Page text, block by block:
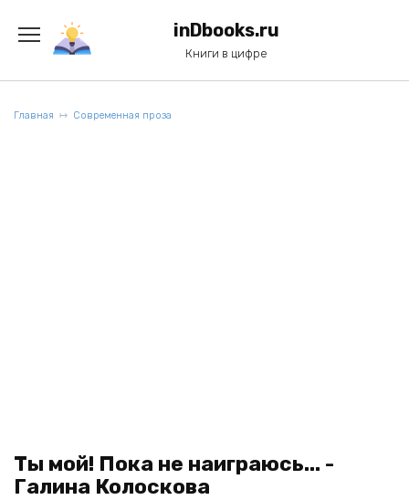
содержанию
inDbooks.ru
Книги в цифре
Главная Современная проза
Ты мой! Пока не наиграюсь... -
Галина Колоскова